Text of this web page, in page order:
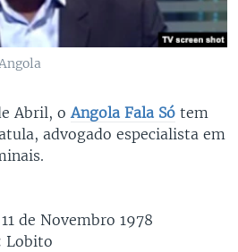
Abril, o Angola Fala Só tem
advogado especialista em
11 de Novembro 1978
Lobito